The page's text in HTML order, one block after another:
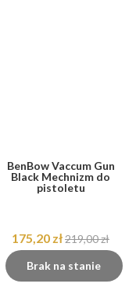
BenBow Vaccum Gun
Black Mechnizm do
pistoletu
175,20 zł219,00 zł
Brak na stanie